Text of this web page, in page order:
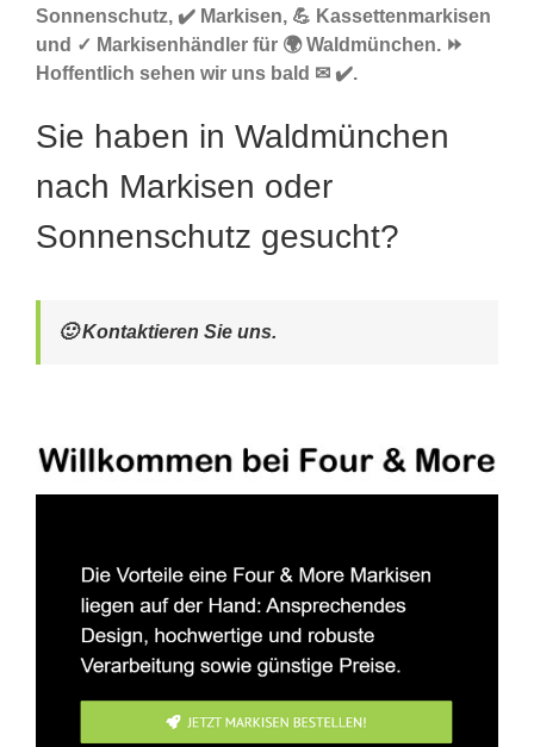
Sonnenschutz, ✔️ Markisen, 💪 Kassettenmarkisen
und ✓ Markisenhändler für 🌍 Waldmünchen. ⏩
Hoffentlich sehen wir uns bald ✉ ✔️.
Sie haben in Waldmünchen
nach Markisen oder
Sonnenschutz gesucht?
🙂 Kontaktieren Sie uns.